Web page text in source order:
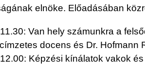
elnöke. Előadásában
Van hely számunkra a
docens és Dr. Hofmann
Képzési kínálatok vakok